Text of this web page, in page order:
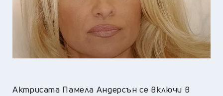
Актрисата Памела Андерсън се включи в